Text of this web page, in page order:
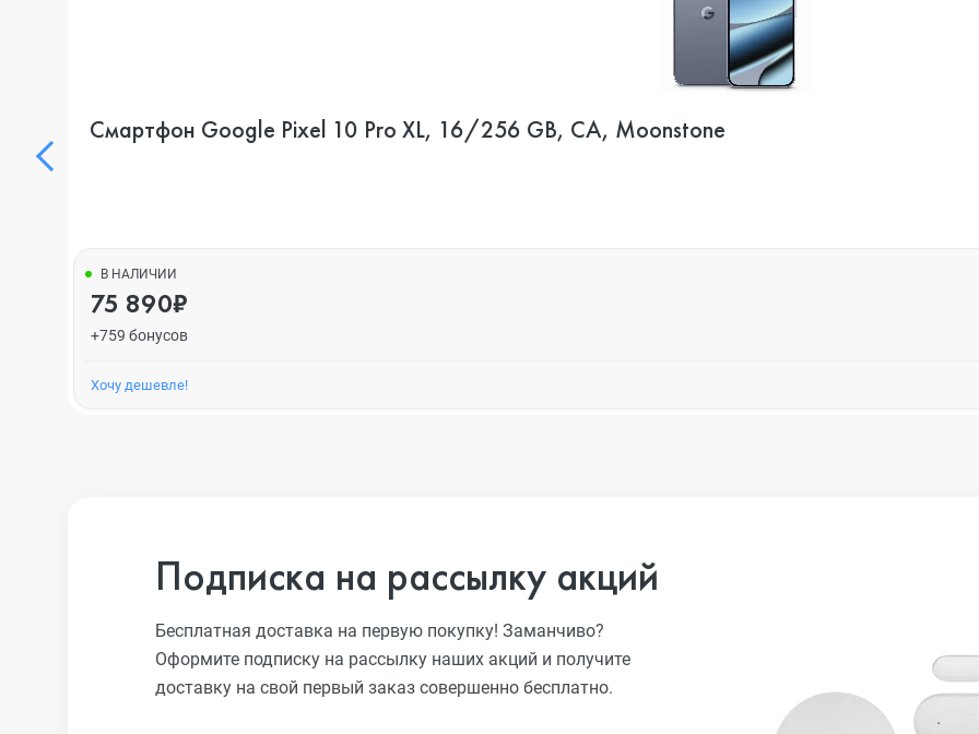
Смартфон Google Pixel 10 Pro XL, 16/256 GB, CA, Moonstone
В НАЛИЧИИ
75 890₽
+759 бонусов
Хочу дешевле!
Подписка на рассылку акций
Бесплатная доставка на первую покупку! Заманчиво?
Оформите подписку на рассылку наших акций и получите
доставку на свой первый заказ совершенно бесплатно.